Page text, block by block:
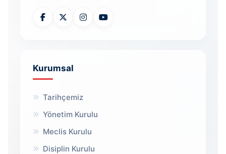
Kurumsal
Tarihçemiz
Yönetim Kurulu
Meclis Kurulu
Disiplin Kurulu